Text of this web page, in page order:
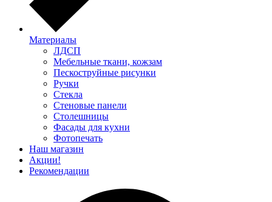
Материалы
ЛДСП
Мебельные ткани, кожзам
Пескоструйные рисунки
Ручки
Стекла
Стеновые панели
Столешницы
Фасады для кухни
Фотопечать
Наш магазин
Акции!
Рекомендации